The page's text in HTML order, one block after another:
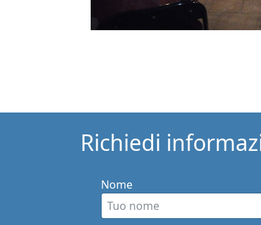
Richiedi
Nome